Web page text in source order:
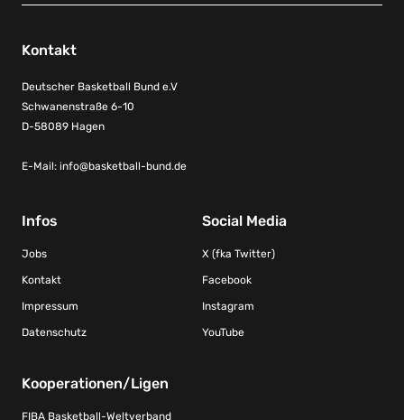
Kontakt
Deutscher Basketball Bund e.V
Schwanenstraße 6-10
D-58089 Hagen
E-Mail: info@basketball-bund.de
Infos
Jobs
Kontakt
Impressum
Datenschutz
Social Media
X (fka Twitter)
Facebook
Instagram
YouTube
Kooperationen/Ligen
FIBA Basketball-Weltverband